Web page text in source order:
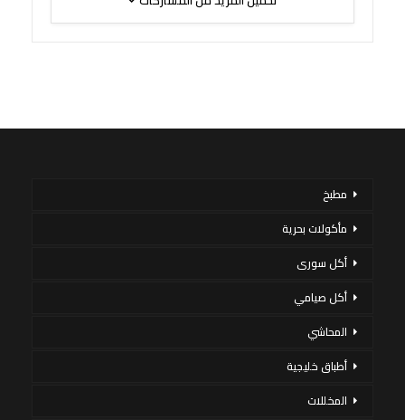
مطبخ
مأكولات بحرية
أكل سورى
أكل صيامي
المحاشي
أطباق خليجية
المخللات